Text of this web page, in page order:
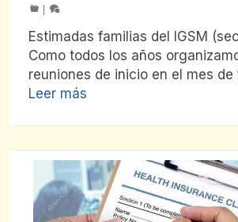
Estimadas familias del IGSM
Como todos los años
reuniones de inicio en el mes de
Leer más